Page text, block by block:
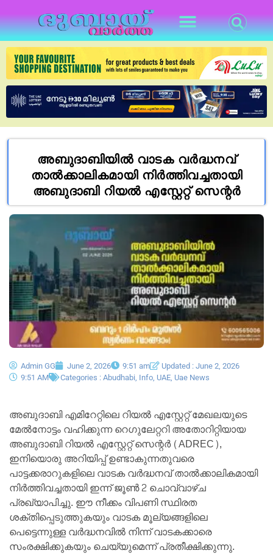
അബുദാബിയിൽ വാടക വർദ്ധനവ്
താൽക്കാലികമായി നിർത്തിവച്ചതായി
അബുദാബി റിയൽ എസ്റ്റേറ്റ് സെന്റർ
Admin GG June 2, 2026 9:51 am
Updated : June 2, 2026
9:51 AM
Categories : Abudhabi Info UAE Uae News
അബുദാബി എമിറേറ്റിലെ റിയൽ എസ്റ്റേറ്റ് മേഖലയുടെ
മേൽനോട്ടം വഹിക്കുന്ന റെഗുലേറ്ററി അതോറിറ്റിയായ
അബുദാബി റിയൽ എസ്റ്റേറ്റ് സെന്റർ (ADREC),
ഇനിയൊരു അറിയിപ്പ് ഉണ്ടാകുന്നതുവരെ
പാട്ടക്കരാറുകളിലെ വാടക വർദ്ധനവ് താൽക്കാലികമായി
നിർത്തിവച്ചതായി ഇന്ന് ജൂൺ 2 ചൊവ്വാഴ്ച
പ്രഖ്യാപിച്ചു. ഈ നീക്കം വിപണി സ്ഥിരത
ശക്തിപ്പെടുത്തുകയും വാടക മൂല്യങ്ങളിലെ
പെട്ടെന്നുള്ള വർദ്ധനവിൽ നിന്ന് വാടകക്കാരെ
സംരക്ഷിക്കുകയും ചെയ്യുമെന്ന് പ്രതീക്ഷിക്കുന്നു.